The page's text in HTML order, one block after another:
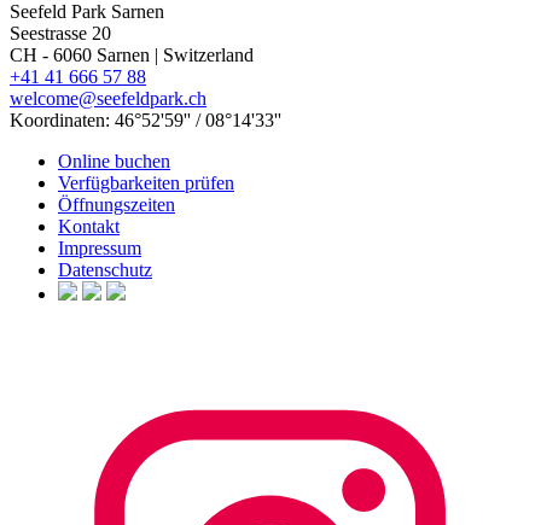
Seefeld Park Sarnen
Seestrasse 20
CH - 6060 Sarnen | Switzerland
+41 41 666 57 88
welcome@seefeldpark.ch
Koordinaten: 46°52'59'' / 08°14'33''
Online buchen
Verfügbarkeiten prüfen
Öffnungszeiten
Kontakt
Impressum
Datenschutz